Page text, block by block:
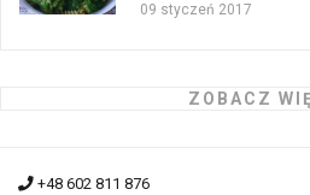
09 styczeń 2017
ZOBACZ
+48 602 811 876